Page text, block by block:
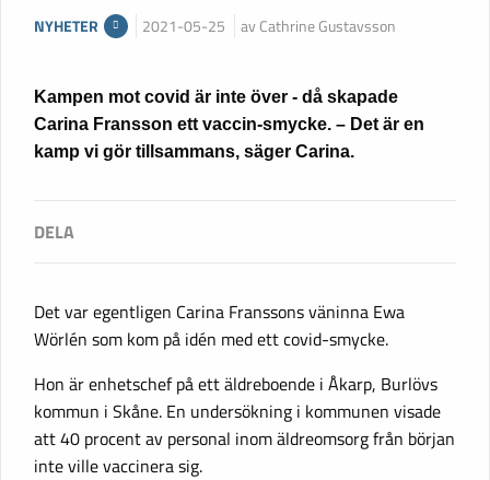
NYHETER 2021-05-25 av Cathrine Gustavsson
Kampen mot covid är inte över - då skapade
Carina Fransson ett vaccin-smycke. – Det är en
kamp vi gör tillsammans, säger Carina.
Det var egentligen Carina Franssons väninna Ewa
Wörlén som kom på idén med ett covid-smycke.
Hon är enhetschef på ett äldreboende i Åkarp, Burlövs
kommun i Skåne. En undersökning i kommunen visade
att 40 procent av personal inom äldreomsorg från början
inte ville vaccinera sig.